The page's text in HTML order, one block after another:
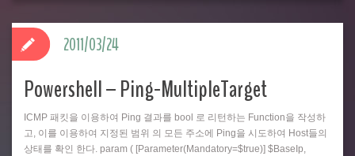
Powershell – Ping-MultipleTarget
ICMP 패킷을 이용하여 Ping 결과를 bool 로 리턴하는 Function을 작성하
고, 이를 이용하여 지정된 범위 의 모든 주소에 Ping을 시도하여 Host들의
상태를 확인 한다. param ( [Parameter(Mandatory=$true)] $BaseIp,
2011/03/24